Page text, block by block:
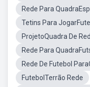
Rede Para
Tetins Para
ProjetoQuadra De
Rede Para
Rede De Futebol
FutebolTerrão Rede